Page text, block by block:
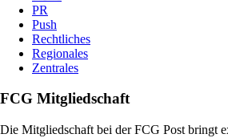
PR
Push
Rechtliches
Regionales
Zentrales
FCG Mitgliedschaft
Die Mitgliedschaft bei der FCG Post bringt